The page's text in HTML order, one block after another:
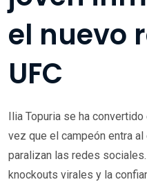
el nuevo
UFC
Ilia Topuria se ha convertido
vez que el campeón entra
paralizan las redes
knockouts virales y la